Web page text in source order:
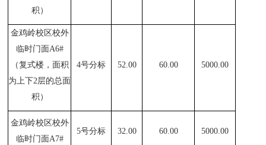
积）
金鸡岭校区校外
临时门面A6#
（复式楼，面积
为上下2层的总面
积）
4号分标 52.00 60.00 5000.00
金鸡岭校区校外
临时门面A7#
5号分标 32.00 60.00 5000.00